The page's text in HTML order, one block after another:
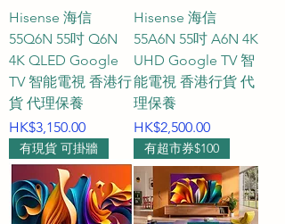
Hisense 海信
55Q6N 55吋 Q6N
4K QLED Google
TV 智能電視 香港行
貨 代理保養
價格
HK$3,150.00
Hisense 海信
55A6N 55吋 A6N 4K
UHD Google TV 智
能電視 香港行貨 代
理保養
價格
HK$2,500.00
有現貨 可掛牆 有超市券$100